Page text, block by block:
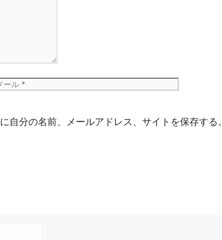
自分の名前、メールアドレス、サイトを保存する。